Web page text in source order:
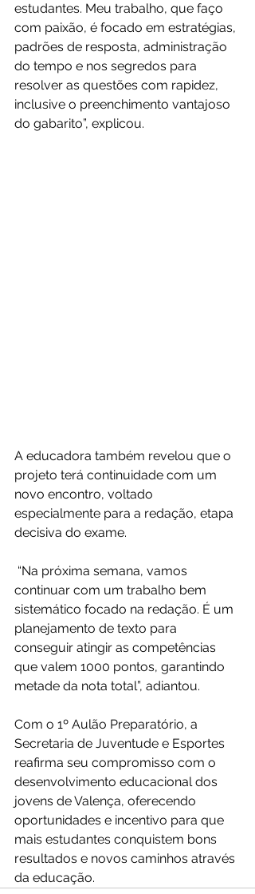
estudantes. Meu trabalho, que faço
com paixão, é focado em estratégias,
padrões de resposta, administração
do tempo e nos segredos para
resolver as questões com rapidez,
inclusive o preenchimento vantajoso
do gabarito”, explicou.
A educadora também revelou que o
projeto terá continuidade com um
novo encontro, voltado
especialmente para a redação, etapa
decisiva do exame.
continuar com um trabalho bem
sistemático focado na redação. É um
planejamento de texto para
conseguir atingir as competências
que valem 1000 pontos, garantindo
metade da nota total”, adiantou.
Com o 1º Aulão Preparatório, a
Secretaria de Juventude e Esportes
reafirma seu compromisso com o
desenvolvimento educacional dos
jovens de Valença, oferecendo
oportunidades e incentivo para que
mais estudantes conquistem bons
resultados e novos caminhos através
da educação.